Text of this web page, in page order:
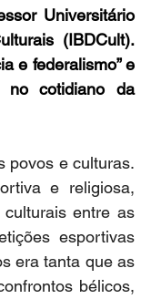
Universitário
(IBDCult).
e federalismo” e
cotidiano da
povos e culturas.
e religiosa,
entre as
esportivas
era tanta que as
bélicos,